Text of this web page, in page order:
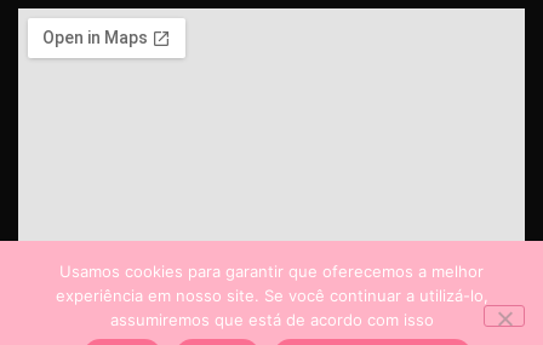
Usamos cookies para garantir que oferecemos a melhor
experiência em nosso site. Se você continuar a utilizá-lo,
assumiremos que está de acordo com isso